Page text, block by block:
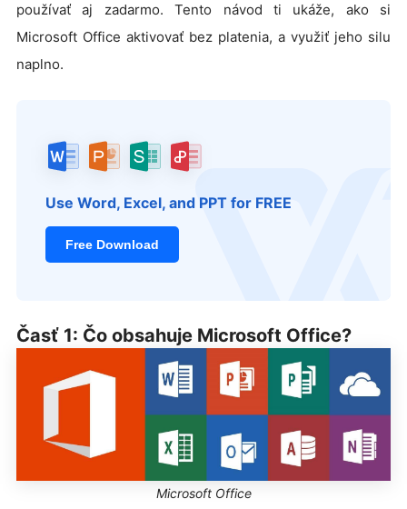
používať aj zadarmo. Tento návod ti ukáže, ako si
Microsoft Office aktivovať bez platenia, a využiť jeho silu
naplno.
Use Word, Excel, and PPT for FREE
Free Download
Časť 1: Čo obsahuje Microsoft Office?
Microsoft Office